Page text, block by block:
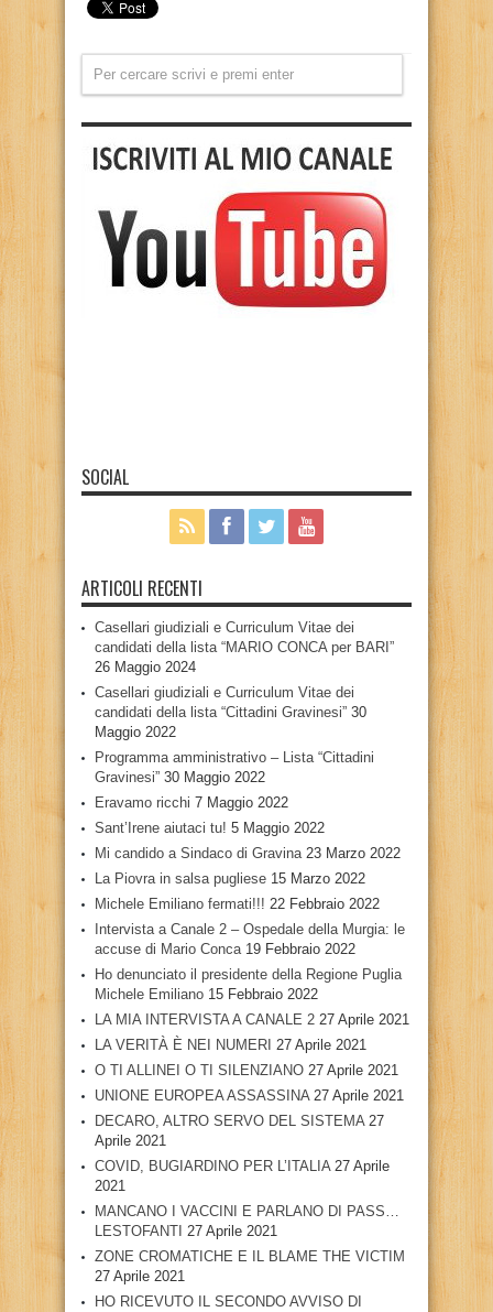
SOCIAL
ARTICOLI RECENTI
Casellari giudiziali e Curriculum Vitae dei
candidati della lista “MARIO CONCA per BARI”
26 Maggio 2024
Casellari giudiziali e Curriculum Vitae dei
candidati della lista “Cittadini Gravinesi” 30
Maggio 2022
Programma amministrativo – Lista “Cittadini
Gravinesi” 30 Maggio 2022
Eravamo ricchi 7 Maggio 2022
Sant’Irene aiutaci tu! 5 Maggio 2022
Mi candido a Sindaco di Gravina 23 Marzo 2022
La Piovra in salsa pugliese 15 Marzo 2022
Michele Emiliano fermati!!! 22 Febbraio 2022
Intervista a Canale 2 – Ospedale della Murgia: le
accuse di Mario Conca 19 Febbraio 2022
Ho denunciato il presidente della Regione Puglia
Michele Emiliano 15 Febbraio 2022
LA MIA INTERVISTA A CANALE 2 27 Aprile 2021
LA VERITÀ È NEI NUMERI 27 Aprile 2021
O TI ALLINEI O TI SILENZIANO 27 Aprile 2021
UNIONE EUROPEA ASSASSINA 27 Aprile 2021
DECARO, ALTRO SERVO DEL SISTEMA 27
Aprile 2021
COVID, BUGIARDINO PER L’ITALIA 27 Aprile
2021
MANCANO I VACCINI E PARLANO DI PASS…
LESTOFANTI 27 Aprile 2021
ZONE CROMATICHE E IL BLAME THE VICTIM
27 Aprile 2021
HO RICEVUTO IL SECONDO AVVISO DI